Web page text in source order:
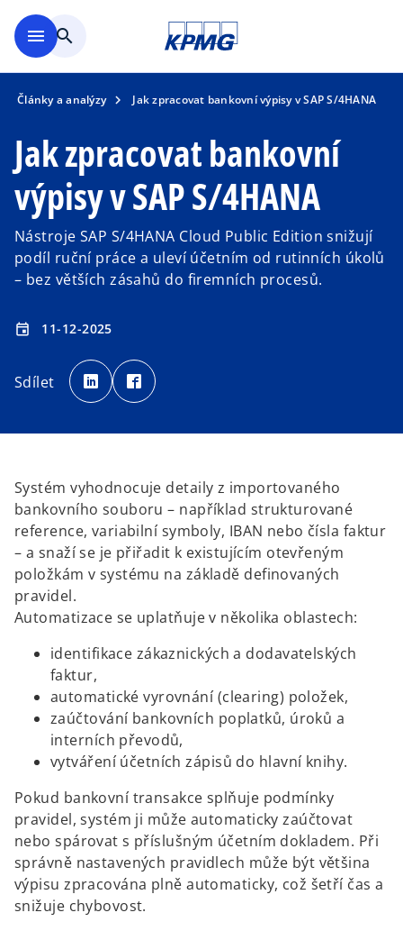
menu search
Články a analýzy Jak zpracovat bankovní výpisy v SAP S/4HANA
Jak zpracovat bankovní
výpisy v SAP S/4HANA
Nástroje SAP S/4HANA Cloud Public Edition snižují
podíl ruční práce a uleví účetním od rutinních úkolů
– bez větších zásahů do firemních procesů.
event 11-12-2025
Sdílet p
e
n
t
a
b
p
e
t
a
b
Systém vyhodnocuje detaily z importovaného
bankovního souboru – například strukturované
reference, variabilní symboly, IBAN nebo čísla faktur
– a snaží se je přiřadit k existujícím otevřeným
položkám v systému na základě definovaných
pravidel.
Automatizace se uplatňuje v několika oblastech:
identifikace zákaznických a dodavatelských
faktur,
automatické vyrovnání (clearing) položek,
zaúčtování bankovních poplatků, úroků a
interních převodů,
vytváření účetních zápisů do hlavní knihy.
Pokud bankovní transakce splňuje podmínky
pravidel, systém ji může automaticky zaúčtovat
nebo spárovat s příslušným účetním dokladem. Při
správně nastavených pravidlech může být většina
výpisu zpracována plně automaticky, což šetří čas a
snižuje chybovost.